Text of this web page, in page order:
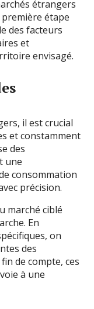
étrangers
étape
des facteurs
et
envisagé.
il est crucial
et constamment
des
une
consommation
précision.
marché ciblé
En
on
des
de compte, ces
à une